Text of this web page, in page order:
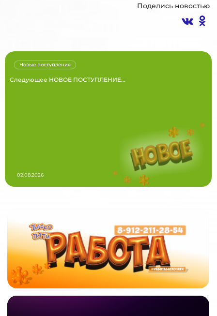
Поделись новостью
Следующее НОВОЕ ПОСТУПЛЕНИЕ...
Новые поступления
02.08.2026